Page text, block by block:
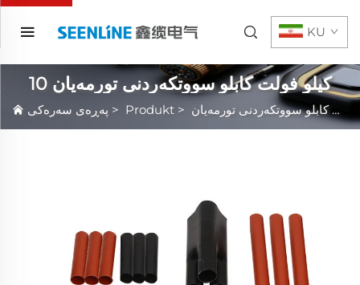
KU
10 كيلو فولت كابلو سووتكه‌ردنى تورمه‌يان
پەڕەی سەرەکی > Produkt >